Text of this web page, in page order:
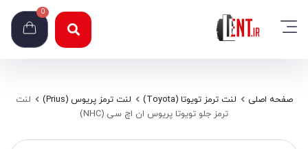
0
صفحه اصلی لنت ترمز تویوتا (Toyota) لنت ترمز پریوس (Prius)
لنت
ترمز جلو تویوتا پریوس ان اچ سی (NHC)